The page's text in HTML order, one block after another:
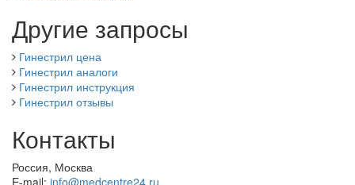
Другие запросы
Гинестрил цена
Гинестрил аналоги
Гинестрил инструкция
Гинестрил отзывы
Контакты
Россия, Москва
E-mail: info@medcentre24.ru